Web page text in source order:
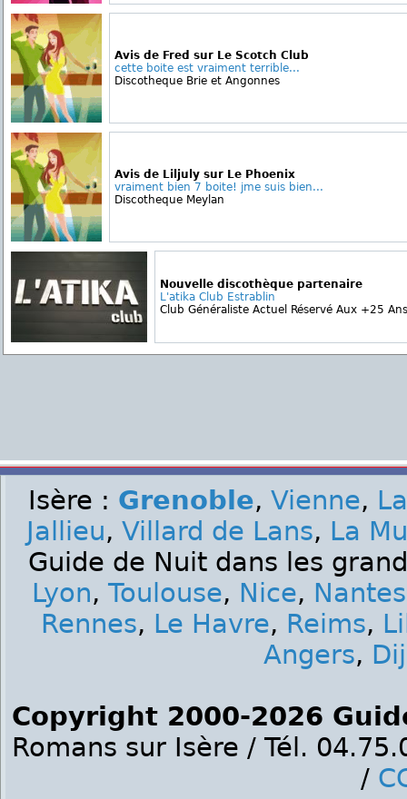
Avis de Fred sur Le Scotch Club
cette boite est vraiment terrible...
Discotheque Brie et Angonnes
Avis de Liljuly sur Le Phoenix
vraiment bien 7 boite! jme suis bien...
Discotheque Meylan
Nouvelle discothèque partenaire
L'atika Club Estrablin
Club Généraliste Actuel Réservé Aux +25
Isère : Grenoble, Vienne,
Jallieu, Villard de Lans, La
Guide de Nuit dans les
Lyon, Toulouse, Nice, Nantes
Rennes, Le Havre, Reims,
Angers,
Copyright 2000-2026
Romans sur Isère / Tél.
/